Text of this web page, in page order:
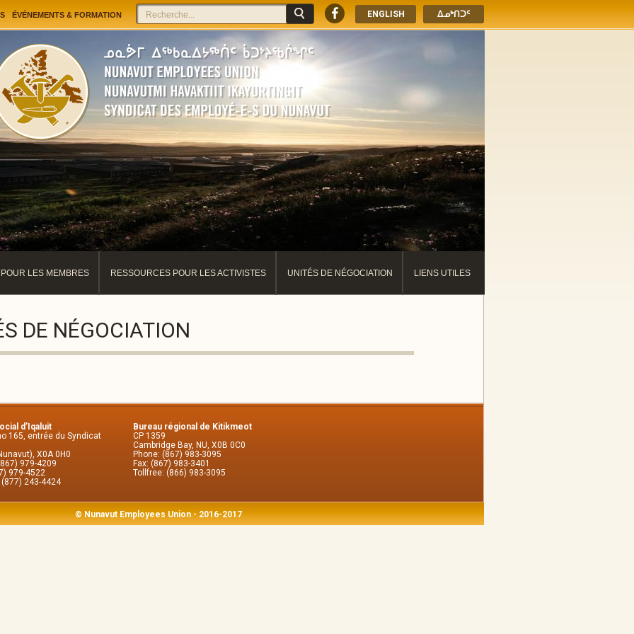
Jump to navigation ENGLISH ᐃᓄᒃᑎᑐᑦ
Formulaire de recherche
Rechercher
ÉVÉNEMENTS & FORMATION
POUR LES MEMBRES RESSOURCES POUR LES ACTIVISTES UNITÉS DE NÉGOCIATION LIENS UTILES
DE NÉGOCIATION
d’Iqaluit
165, entrée du Syndicat
X0A 0H0
979-4209
979-4522
243-4424
Bureau régional de Kitikmeot
CP 1359
Cambridge Bay, NU, X0B 0C0
Phone: (867) 983-3095
Fax: (867) 983-3401
Tollfree: (866) 983-3095
© Nunavut Employees Union - 2016-2017